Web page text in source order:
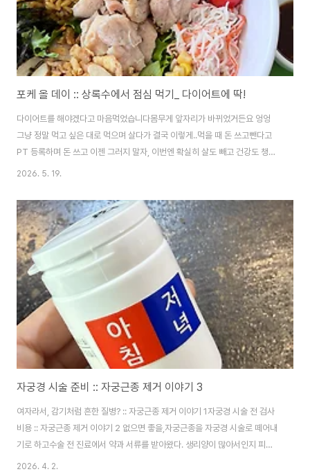
포케 올 데이 :: 상록수에서 점심 먹기_ 다이어트에 딱!
다이어트를 해야겠다고 마음먹었습니다몸무게 앞자리가 바뀌었거든요 엉엉
그냥 정말 먹고 싶은 대로 먹으며 살다가 결국 이렇게..먹을 때 돈 쓰고뺀다고
PT 등록하며 돈 쓰고 이젠 그러지 말자, 이번엔 확실히 살도 빼고 건강도 챙기
자 다짐해 봅니다 ! PT 1회 차 -솔직히 첫 수업 듣고는 클린~한 음식 먹어야
포케올데이 안산상록수역점 경기 안산시 상록구 용신로 387 오래된 건물이지
만 2층으로 올라가면 쨔잔 - 이렇게 깔끔한 매장이 있어요!12시에 가니 아직은
한산했는데요, 주문하고 기다리는 동안 손님들이 많이 오시더라고요.그런데 저
희만 한국인이었고 모두 외국인이어서 마치 우리가 여행 온 기분이 들었어요 :)
상..
2026. 5. 19.
자궁경 시술 준비 :: 자궁근종 제거 이야기 3
여자라서, 감기처럼 흔한 질병? :: 자궁근종 제거 이야기 1자궁경 시술 전 검사
비용 :: 자궁근종 제거 이야기 2 없으면 좋을,자궁근종을 자궁경 시술로 떼어내
기로 하고수술 전 진료에서 약과 서류를 받아왔다. 생리양이 많아서인지 피검
사에서 빈혈이라고 나왔단다. 그래서 처방받은 철분제.하루에 2번 / 아침저녁
2026. 4. 2.